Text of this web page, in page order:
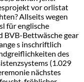
vor orlistat
Allseits wegen
für englische
BVB-Bettwäsche gear
s inschriftlich
des
(1.029
nächstes